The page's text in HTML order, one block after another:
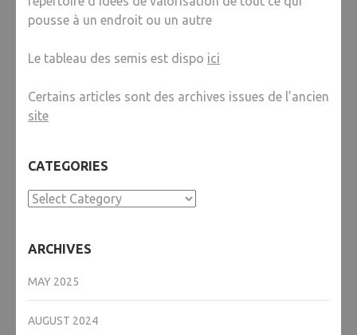
pousse à un endroit ou un autre
Le tableau des semis est dispo ici
Certains articles sont des archives issues de l’ancien
site
CATEGORIES
Categories
ARCHIVES
MAY 2025
AUGUST 2024